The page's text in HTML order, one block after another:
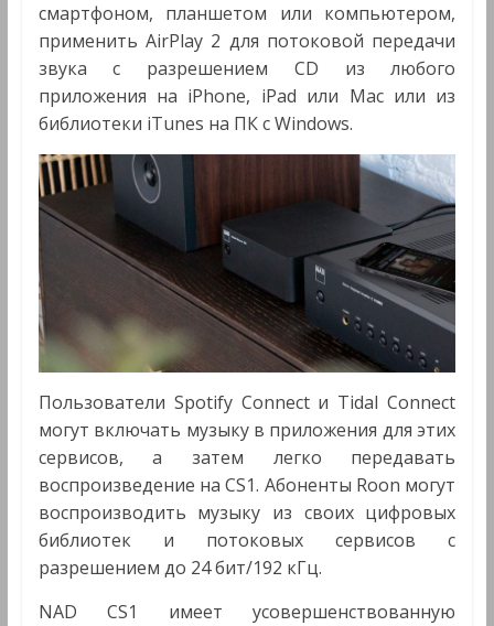
смартфоном, планшетом или компьютером,
применить AirPlay 2 для потоковой передачи
звука с разрешением CD из любого
приложения на iPhone, iPad или Mac или из
библиотеки iTunes на ПК с Windows.
Пользователи Spotify Connect и Tidal Connect
могут включать музыку в приложения для этих
сервисов, а затем легко передавать
воспроизведение на CS1. Абоненты Roon могут
воспроизводить музыку из своих цифровых
библиотек и потоковых сервисов с
разрешением до 24 бит/192 кГц.
NAD CS1 имеет усовершенствованную